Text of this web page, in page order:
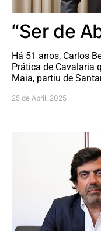
“Ser de
Há 51 anos, Carlos
Prática de Cavalaria
Maia, partiu de
25 de Abril, 2025